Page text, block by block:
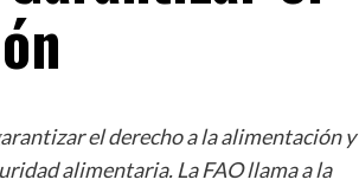
el derecho a la alimentación y
alimentaria. La FAO llama a la